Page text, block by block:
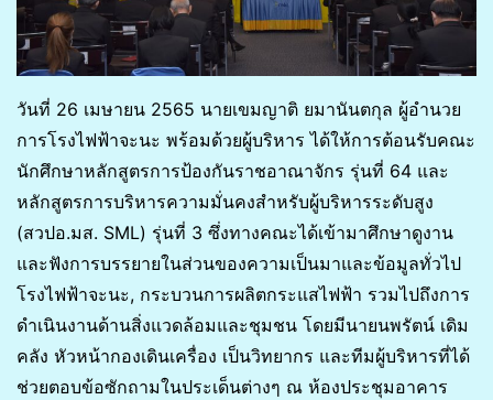
วันที่ 26 เมษายน 2565 นายเขมญาติ ยมานันตกุล ผู้อำนวย
การโรงไฟฟ้าจะนะ พร้อมด้วยผู้บริหาร ได้ให้การต้อนรับคณะ
นักศึกษาหลักสูตรการป้องกันราชอาณาจักร รุ่นที่ 64 และ
หลักสูตรการบริหารความมั่นคงสำหรับผู้บริหารระดับสูง
(สวปอ.มส. SML) รุ่นที่ 3 ซึ่งทางคณะได้เข้ามาศึกษาดูงาน
และฟังการบรรยายในส่วนของความเป็นมาและข้อมูลทั่วไป
โรงไฟฟ้าจะนะ, กระบวนการผลิตกระแสไฟฟ้า รวมไปถึงการ
ดำเนินงานด้านสิ่งแวดล้อมและชุมชน โดยมีนายนพรัตน์ เดิม
คลัง หัวหน้ากองเดินเครื่อง เป็นวิทยากร และทีมผู้บริหารที่ได้
ช่วยตอบข้อซักถามในประเด็นต่างๆ ณ ห้องประชุมอาคาร